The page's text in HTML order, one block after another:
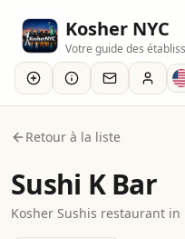
Kosher NYC
Votre guide des
Retour à la liste
Sushi K Bar
Kosher Sushis restaurant in